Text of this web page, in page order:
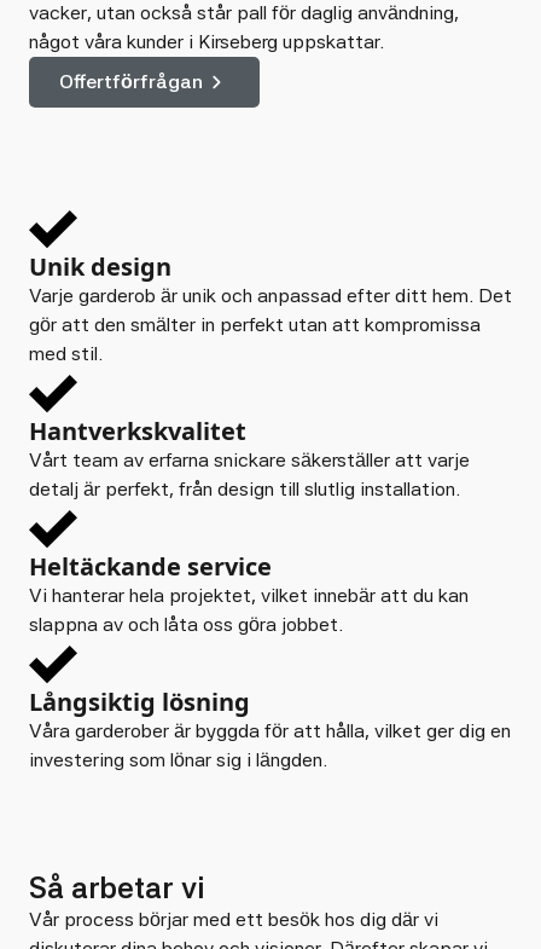
vacker, utan också står pall för daglig användning,
något våra kunder i Kirseberg uppskattar.
Offertförfrågan
Unik design
Varje garderob är unik och anpassad efter ditt hem. Det
gör att den smälter in perfekt utan att kompromissa
med stil.
Hantverkskvalitet
Vårt team av erfarna snickare säkerställer att varje
detalj är perfekt, från design till slutlig installation.
Heltäckande service
Vi hanterar hela projektet, vilket innebär att du kan
slappna av och låta oss göra jobbet.
Långsiktig lösning
Våra garderober är byggda för att hålla, vilket ger dig en
investering som lönar sig i längden.
Så arbetar vi
Vår process börjar med ett besök hos dig där vi